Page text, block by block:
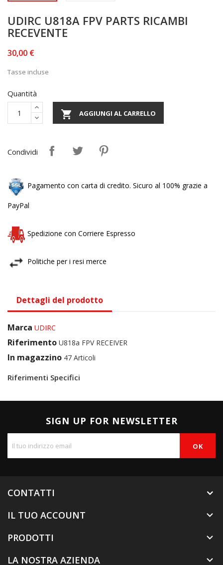
UDIRC U818A FPV PARTS RICAMBI
RECEVENTE
30,00 €
Tasse incluse
Quantità
 AGGIUNGI AL CARRELLO
Condividi
Pagamento con carta di credito. Sicuro al 100% grazie a
PayPal
Spedizione con Corriere Espresso
Politiche per i resi merce
Dettagli del prodotto
Marca UDIRC
Riferimento U818a FPV RECEIVER
In magazzino 47 Articoli
Riferimenti Specifici
SIGN UP FOR NEWSLETTER
CONTATTI
IL TUO ACCOUNT

PRODOTTI 
LA NOSTRA AZIENDA 